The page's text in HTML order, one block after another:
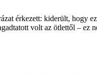
érkezett: kiderült, hogy
volt az ötlettől – ez